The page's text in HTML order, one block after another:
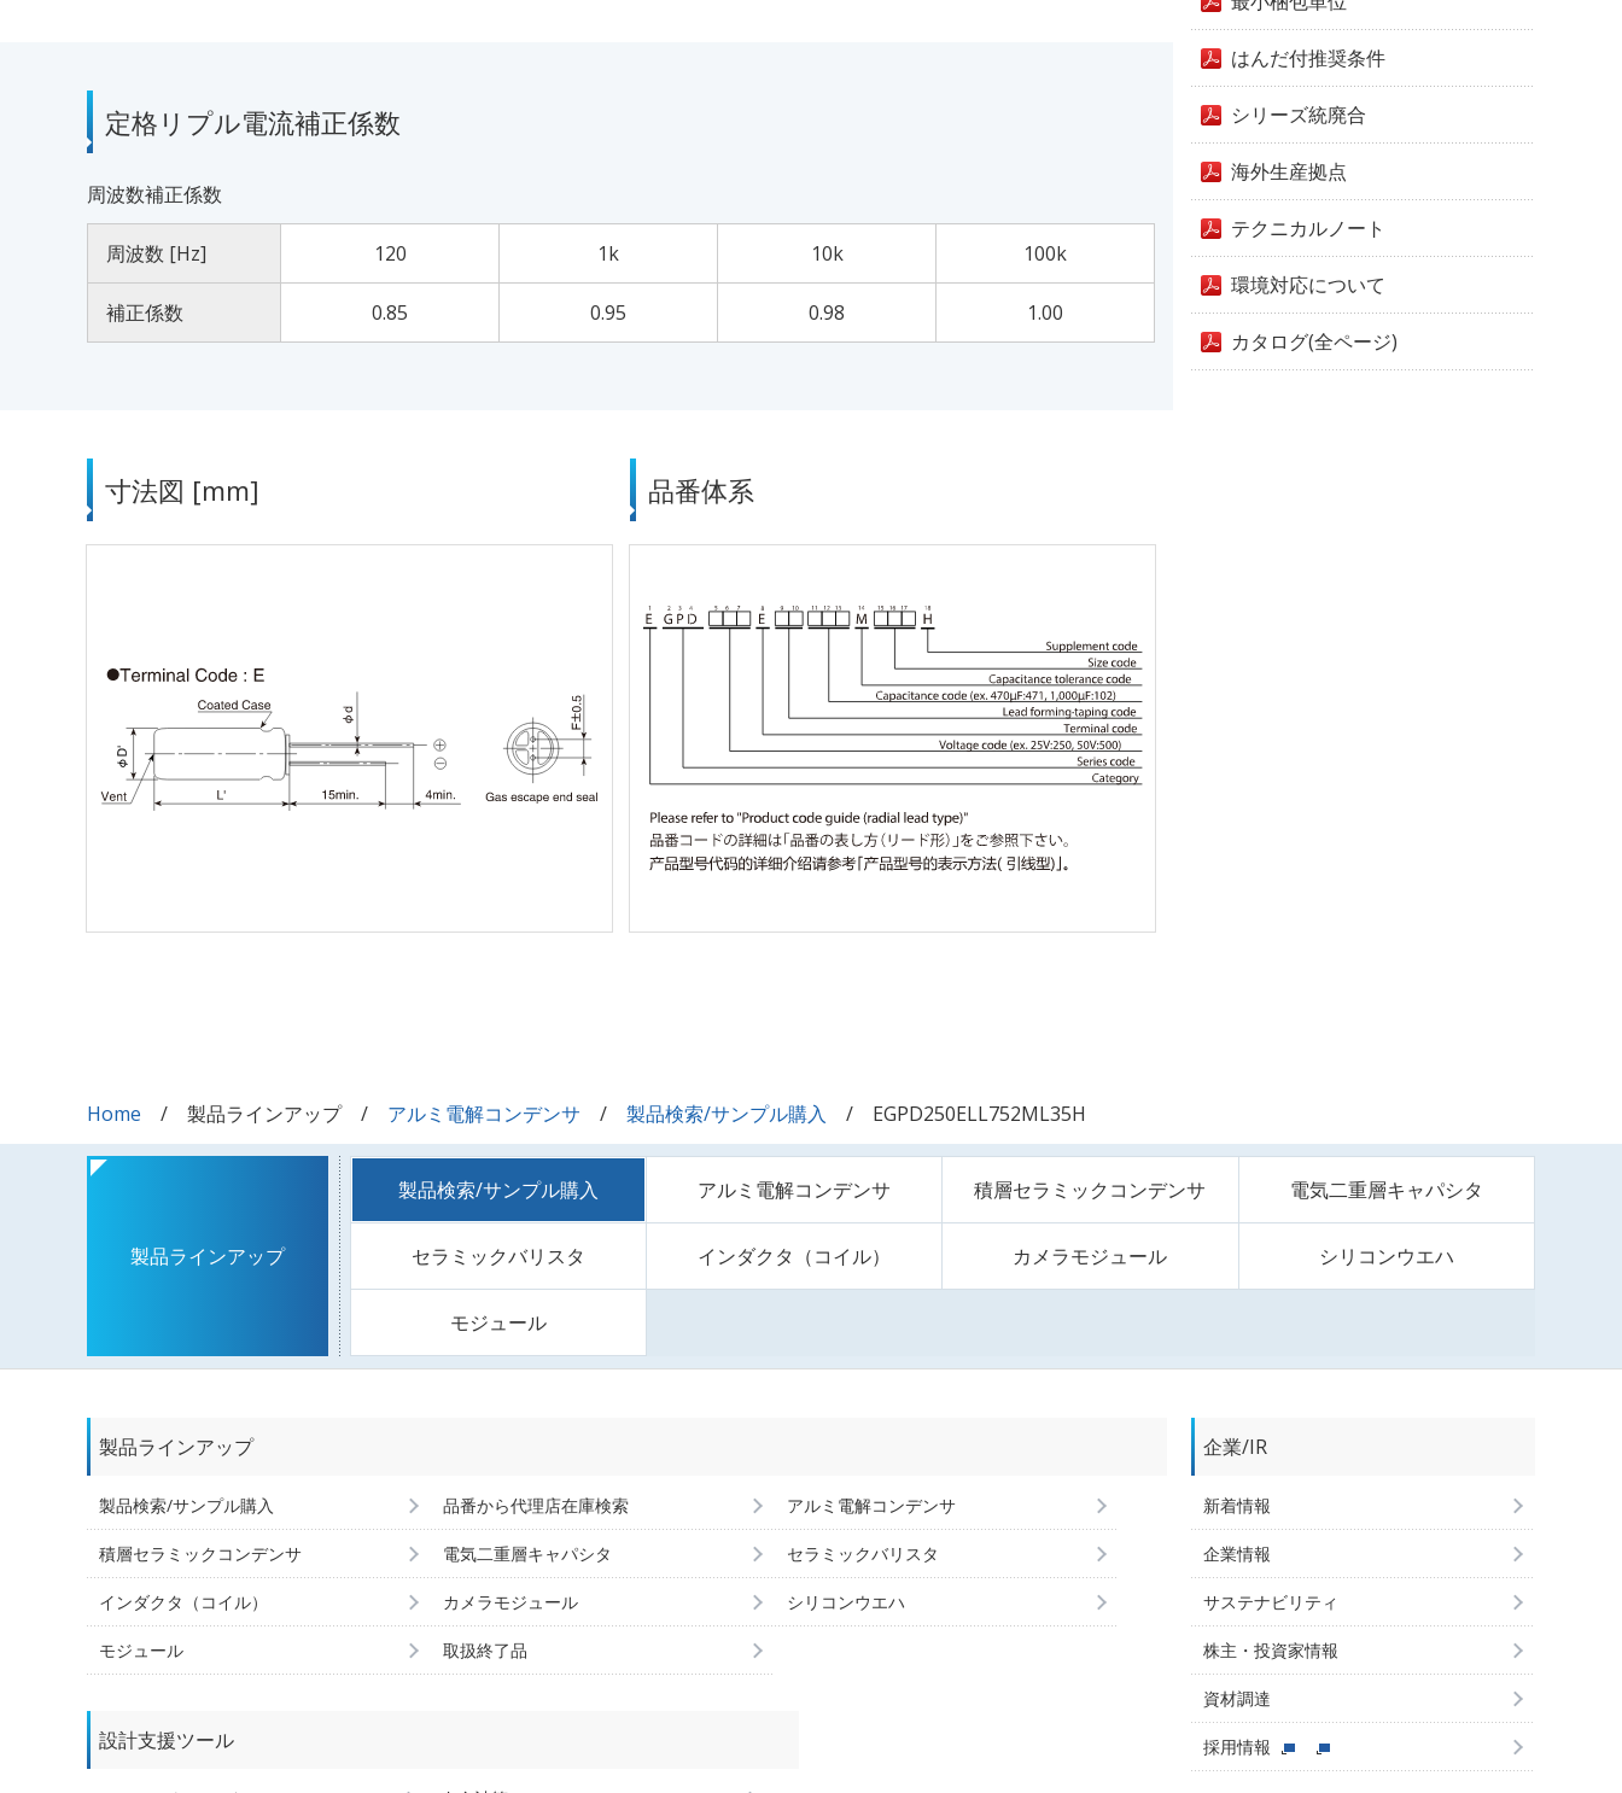
定格リプル電流補正係数
周波数補正係数
周波数 [Hz] 120 1k 10k 100k
補正係数 0.85 0.95 0.98 1.00
寸法図 [mm] 品番体系
はんだ付推奨条件
シリーズ統廃合
海外生産拠点
テクニカルノート
環境対応について
カタログ(全ページ)
Home 製品ラインアップ アルミ電解コンデンサ 製品検索/サンプル購入 EGPD250ELL752ML35H
製品ラインアップ
製品検索/サンプル購入 アルミ電解コンデンサ 積層セラミックコンデンサ 電気二重層キャパシタ
セラミックバリスタ インダクタ（コイル） カメラモジュール シリコンウエハ
モジュール
製品ラインアップ
製品検索/サンプル購入 品番から代理店在庫検索 アルミ電解コンデンサ
積層セラミックコンデンサ 電気二重層キャパシタ セラミックバリスタ
インダクタ（コイル） カメラモジュール シリコンウエハ
モジュール 取扱終了品
設計支援ツール
企業/IR
新着情報
企業情報
サステナビリティ
株主・投資家情報
資材調達
採用情報